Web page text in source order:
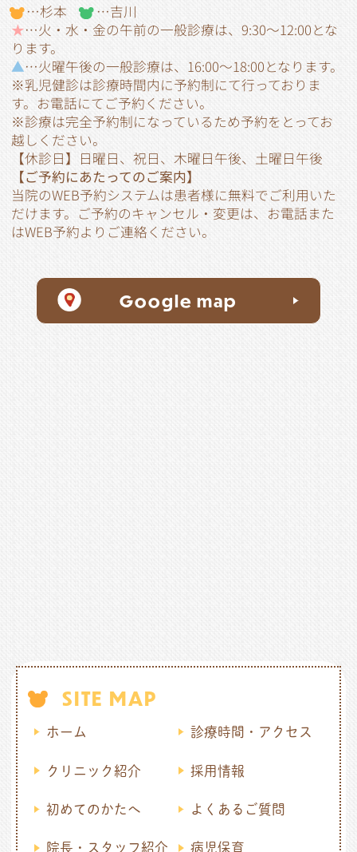
…杉本
…吉川
★…火・水・金の午前の一般診療は、9:30～12:00とな
ります。
▲…火曜午後の一般診療は、16:00～18:00となります。
※乳児健診は診療時間内に予約制にて行っておりま
す。お電話にてご予約ください。
※診療は完全予約制になっているため予約をとってお
越しください。
【休診日】日曜日、祝日、木曜日午後、土曜日午後
【ご予約にあたってのご案内】
当院のWEB予約システムは患者様に無料でご利用いた
だけます。ご予約のキャンセル・変更は、お電話また
はWEB予約よりご連絡ください。
Google map
SITE MAP
ホーム 診療時間・アクセス
クリニック紹介 採用情報
初めてのかたへ よくあるご質問
院長・スタッフ紹介 病児保育